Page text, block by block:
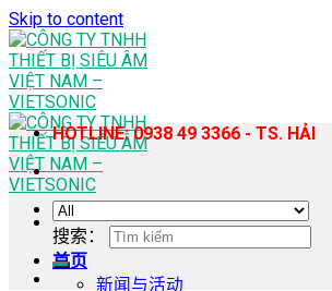
Skip to content
首页
新闻与活动
HOTLINE: 0938 49 3366 - TS. HẢI
搜索：